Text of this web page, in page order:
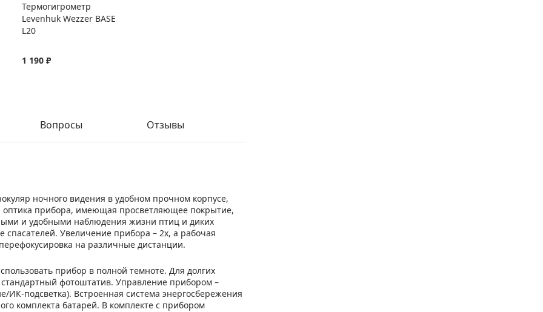
Термогигрометр
Levenhuk Wezzer BASE
L20
1 190 ₽
Вопросы Отзывы
ночного видения в удобном прочном корпусе,
прибора, имеющая просветляющее покрытие,
и удобными наблюдения жизни птиц и диких
спасателей. Увеличение прибора – 2х, а рабочая
на различные дистанции.
прибор в полной темноте. Для долгих
фотоштатив. Управление прибором –
ИК-подсветка). Встроенная система энергосбережения
комплекта батарей. В комплекте с прибором